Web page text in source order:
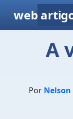
web
A
Por